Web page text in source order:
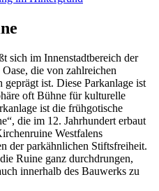
sich im Innenstadtbereich der
die von zahlreichen
ist. Diese Parkanlage ist
oft Bühne für kulturelle
ist die frühgotische
die im 12. Jahrhundert erbaut
Westfalens
der parkähnlichen Stiftsfreiheit.
Ruine ganz durchdrungen,
innerhalb des Bauwerks zu